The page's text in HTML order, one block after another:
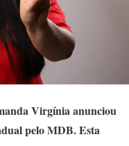
Virgínia anunciou
pelo MDB. Esta